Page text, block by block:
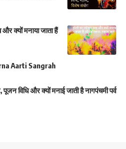
क्यों मनाया जाता हैं
Aarti Sangrah
पूजन विधि और क्यों मनाई जाती है नागपंचमी पर्व